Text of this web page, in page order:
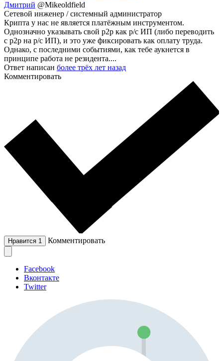
Дмитрий @Mikeoldfield
Сетевой инженер / системный администратор
Крипта у нас не является платёжным инструментом.
Однозначно указывать свой p2p как р/с ИП (либо переводить
с р2р на р/с ИП), и это уже фиксировать как оплату труда.
Однако, с последними событиями, как тебе аукнется в
принципе работа не резидента....
Ответ написан более трёх лет назад
Комментировать
Нравится 1 Комментировать
Facebook
Вконтакте
Twitter